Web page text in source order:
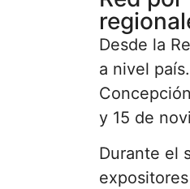
Desde la
a nivel
y 15 de
Durante el